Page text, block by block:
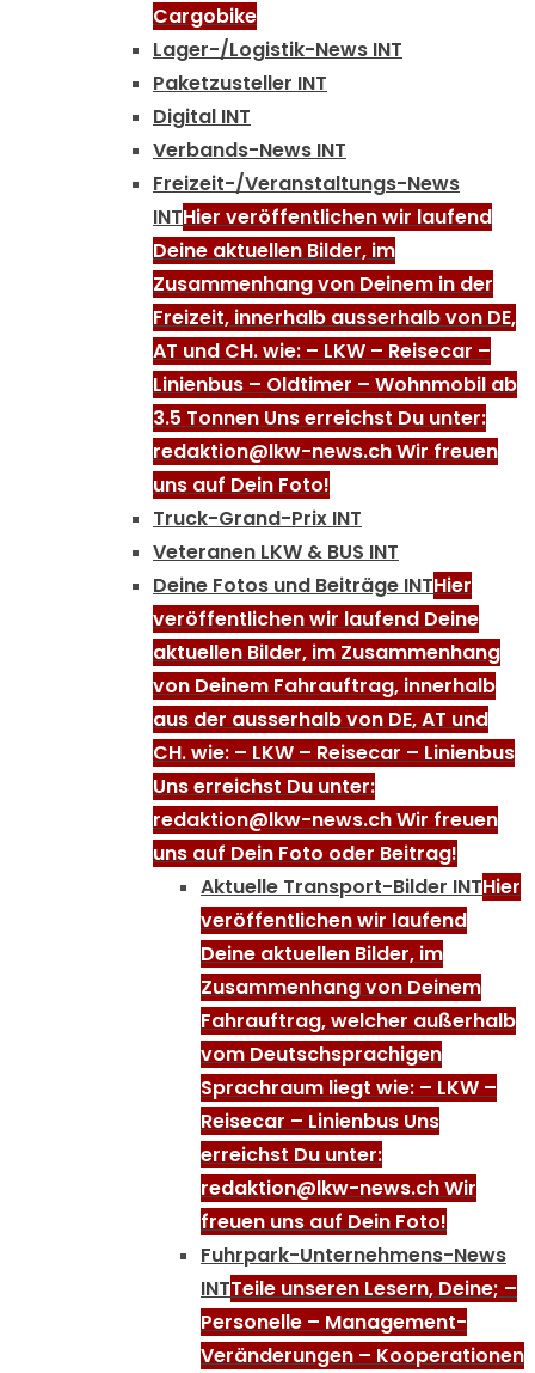
Cargobike
Lager-/Logistik-News INT
Paketzusteller INT
Digital INT
Verbands-News INT
Freizeit-/Veranstaltungs-News
INTHier veröffentlichen wir laufend
Deine aktuellen Bilder, im
Zusammenhang von Deinem in der
Freizeit, innerhalb ausserhalb von DE,
AT und CH. wie: – LKW – Reisecar –
Linienbus – Oldtimer – Wohnmobil ab
3.5 Tonnen Uns erreichst Du unter:
redaktion@lkw-news.ch Wir freuen
uns auf Dein Foto!
Truck-Grand-Prix INT
Veteranen LKW & BUS INT
Deine Fotos und Beiträge INTHier
veröffentlichen wir laufend Deine
aktuellen Bilder, im Zusammenhang
von Deinem Fahrauftrag, innerhalb
aus der ausserhalb von DE, AT und
CH. wie: – LKW – Reisecar – Linienbus
Uns erreichst Du unter:
redaktion@lkw-news.ch Wir freuen
uns auf Dein Foto oder Beitrag!
Aktuelle Transport-Bilder INTHier
veröffentlichen wir laufend
Deine aktuellen Bilder, im
Zusammenhang von Deinem
Fahrauftrag, welcher außerhalb
vom Deutschsprachigen
Sprachraum liegt wie: – LKW –
Reisecar – Linienbus Uns
erreichst Du unter:
redaktion@lkw-news.ch Wir
freuen uns auf Dein Foto!
Fuhrpark-Unternehmens-News
INTTeile unseren Lesern, Deine; –
Personelle – Management-
Veränderungen – Kooperationen